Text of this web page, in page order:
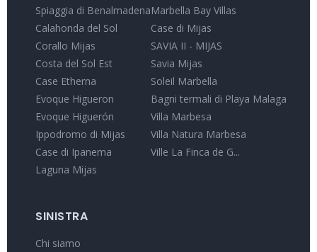
Spiaggia di Benalmadena
Calahonda del Sol
Corallo Mijas
Costa del Sol Est
Case Etherna
Evoque Higueron
Evoque Higuerón
Ippodromo di Mijas
Case di Ipanema
Laguna Mijas
Marbella Bay Villas
Case di Mijas
SAVIA II - MIJAS
Savia Mijas
Soleil Marbella
Bagni termali di Playa Malaga
Villa Marbesa
Villa Natura Marbesa
Ville La Finca de G...
SINISTRA
Chi siamo